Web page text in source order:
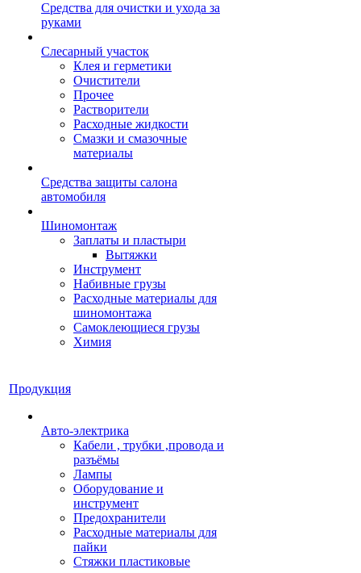
Средства для очистки и ухода за
руками
Слесарный участок
Клея и герметики
Очистители
Прочее
Растворители
Расходные жидкости
Смазки и смазочные
материалы
Средства защиты салона
автомобиля
Шиномонтаж
Заплаты и пластыри
Вытяжки
Инструмент
Набивные грузы
Расходные материалы для
шиномонтажа
Самоклеющиеся грузы
Химия
Продукция
Авто-электрика
Кабели , трубки ,провода и
разъёмы
Лампы
Оборудование и
инструмент
Предохранители
Расходные материалы для
пайки
Стяжки пластиковые